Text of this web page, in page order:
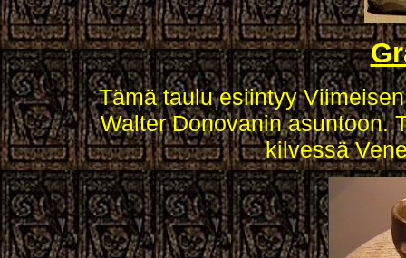
Tämä taulu esiintyy
Walter Donovanin asuntoon.
kilvessä